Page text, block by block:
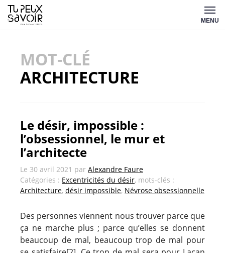
Aller
au
MENU
MOT-CLÉ
ARCHITECTURE
Le désir, impossible :
l’obsessionnel, le mur et
l’architecte
Le 30 avril 2021 par Alexandre Faure
Catégories : Excentricités du désir, mots-clés :
Architecture, désir impossible, Névrose obsessionnelle
Des personnes viennent nous trouver parce que
ça ne marche plus ; parce qu’elles se donnent
beaucoup de mal, beaucoup trop de mal pour